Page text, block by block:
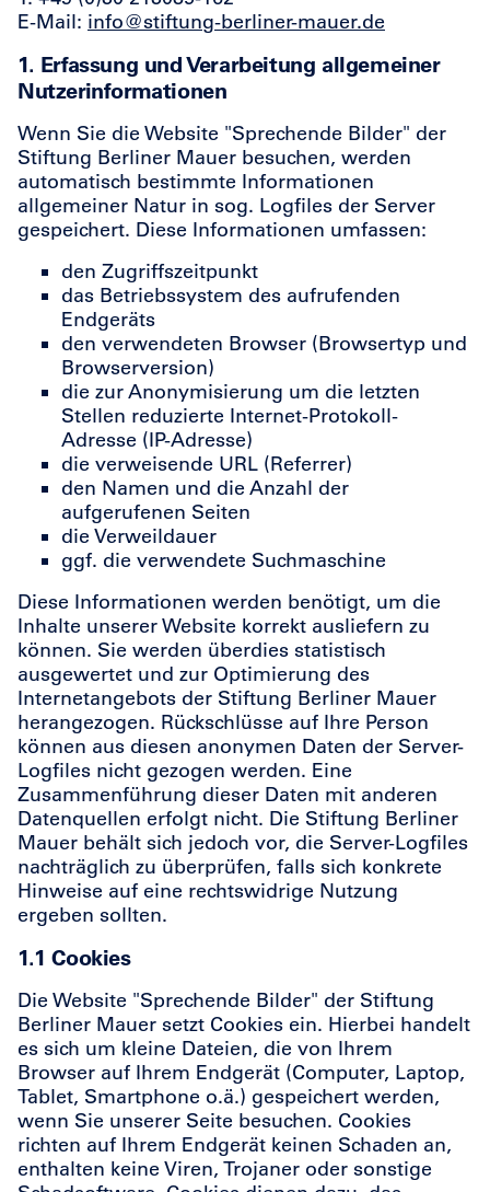
E-Mail: info@stiftung-berliner-mauer.de
1. Erfassung und Verarbeitung allgemeiner
Nutzerinformationen
Wenn Sie die Website "Sprechende Bilder" der
Stiftung Berliner Mauer besuchen, werden
automatisch bestimmte Informationen
allgemeiner Natur in sog. Logfiles der Server
gespeichert. Diese Informationen umfassen:
den Zugriffszeitpunkt
das Betriebssystem des aufrufenden
Endgeräts
den verwendeten Browser (Browsertyp und
Browserversion)
die zur Anonymisierung um die letzten
Stellen reduzierte Internet-Protokoll-
Adresse (IP-Adresse)
die verweisende URL (Referrer)
den Namen und die Anzahl der
aufgerufenen Seiten
die Verweildauer
ggf. die verwendete Suchmaschine
Diese Informationen werden benötigt, um die
Inhalte unserer Website korrekt ausliefern zu
können. Sie werden überdies statistisch
ausgewertet und zur Optimierung des
Internetangebots der Stiftung Berliner Mauer
herangezogen. Rückschlüsse auf Ihre Person
können aus diesen anonymen Daten der Server-
Logfiles nicht gezogen werden. Eine
Zusammenführung dieser Daten mit anderen
Datenquellen erfolgt nicht. Die Stiftung Berliner
Mauer behält sich jedoch vor, die Server-Logfiles
nachträglich zu überprüfen, falls sich konkrete
Hinweise auf eine rechtswidrige Nutzung
ergeben sollten.
1.1 Cookies
Die Website "Sprechende Bilder" der Stiftung
Berliner Mauer setzt Cookies ein. Hierbei handelt
es sich um kleine Dateien, die von Ihrem
Browser auf Ihrem Endgerät (Computer, Laptop,
Tablet, Smartphone o.ä.) gespeichert werden,
wenn Sie unserer Seite besuchen. Cookies
richten auf Ihrem Endgerät keinen Schaden an,
enthalten keine Viren, Trojaner oder sonstige